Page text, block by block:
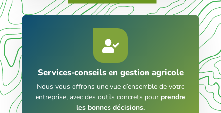
Services-conseils en gestion agricole
Nous vous offrons une vue d’ensemble de votre
entreprise, avec des outils concrets pour prendre
les bonnes décisions.